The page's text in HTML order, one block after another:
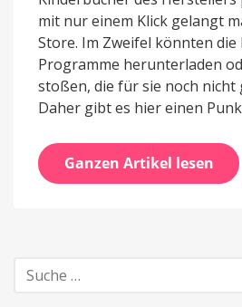
mit nur einem Klick gelangt
Store. Im Zweifel könnten
Programme herunterladen
stoßen, die für sie noch nicht
Daher gibt es hier einen
Ganzen Artikel lesen
Suche
nach: